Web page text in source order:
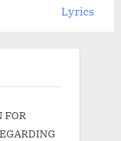
Lyrics
FOR